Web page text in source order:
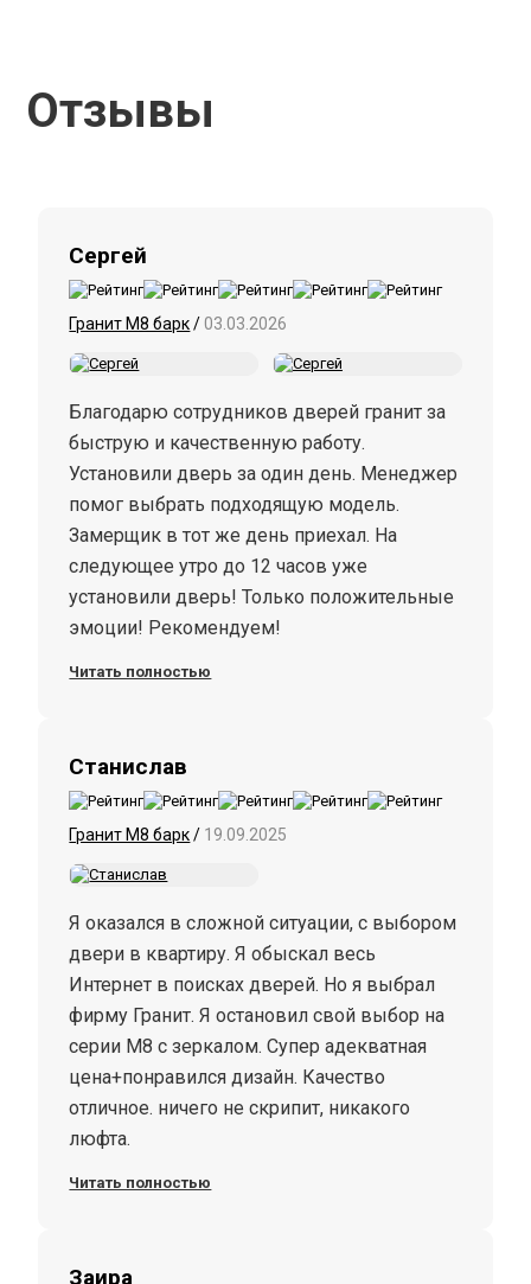
Отзывы
Сергей
Гранит М8 барк/03.03.2026
Благодарю сотрудников дверей гранит за
быструю и качественную работу.
Установили дверь за один день. Менеджер
помог выбрать подходящую модель.
Замерщик в тот же день приехал. На
следующее утро до 12 часов уже
установили дверь! Только положительные
эмоции! Рекомендуем!
Читать полностью
Станислав
Гранит М8 барк/ 19.09.2025
Я оказался в сложной ситуации, с выбором
двери в квартиру. Я обыскал весь
Интернет в поисках дверей. Но я выбрал
фирму Гранит. Я остановил свой выбор на
серии М8 с зеркалом. Супер адекватная
цена+понравился дизайн. Качество
отличное. ничего не скрипит, никакого
люфта.
Читать полностью
Заира